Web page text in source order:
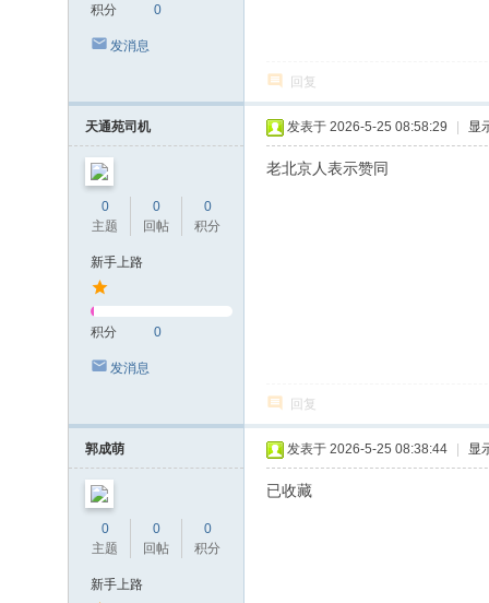
积分 0
发消息
回复
天通苑司机
0
主题
0
回帖
0
积分
新手上路
积分 0
发消息
发表于 2026-5-25 08:58:29 显
老北京人表示赞同
回复
郭成萌
0
主题
0
回帖
0
积分
新手上路
发表于 2026-5-25 08:38:44 显
已收藏